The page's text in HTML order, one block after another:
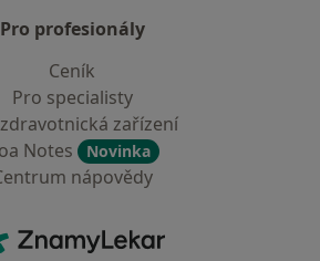
Pro profesionály
Ceník
Pro specialisty
zařízení
Notes
Novinka
nápovědy
ZnamyLekar - Hlavní stránka